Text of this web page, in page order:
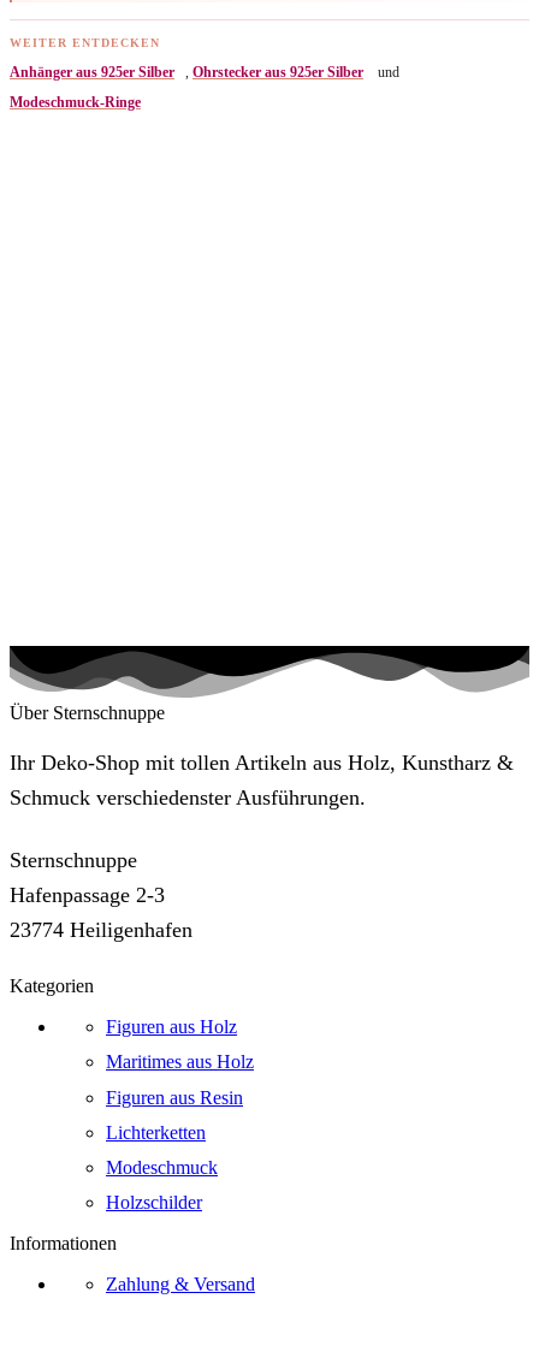
WEITER ENTDECKEN
Anhänger aus 925er Silber , Ohrstecker aus 925er Silber
und
Modeschmuck-Ringe
Über Sternschnuppe
Ihr Deko-Shop mit tollen Artikeln aus Holz, Kunstharz &
Schmuck verschiedenster Ausführungen.
Sternschnuppe
Hafenpassage 2-3
23774 Heiligenhafen
Kategorien
Figuren aus Holz
Maritimes aus Holz
Figuren aus Resin
Lichterketten
Modeschmuck
Holzschilder
Informationen
Zahlung & Versand